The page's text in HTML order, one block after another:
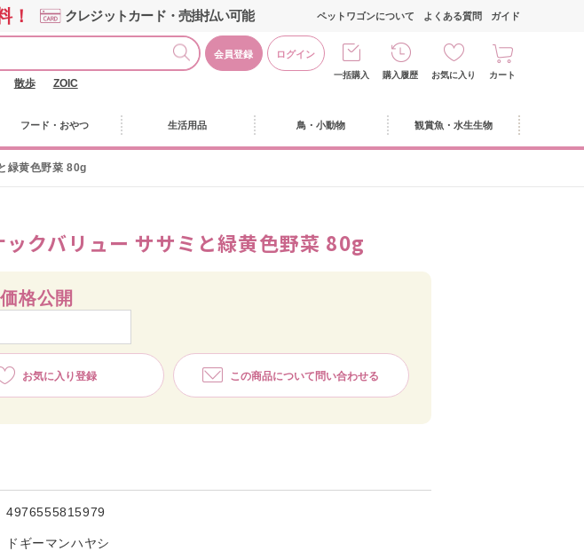
！ クレジットカード・売掛払い可能
会員登録 ログイン
散歩 ZOIC
ペットワゴンについて よくある質問 ガイド
一括購入 購入履歴 お気に入り カート
フード・おやつ 生活用品 鳥・小動物 観賞魚・水生生物
緑黄色野菜 80g
ックバリュー ササミと緑黄色野菜 80g
4976555815979
ドギーマンハヤシ
格公開
お気に入り登録 この商品について問い合わせる